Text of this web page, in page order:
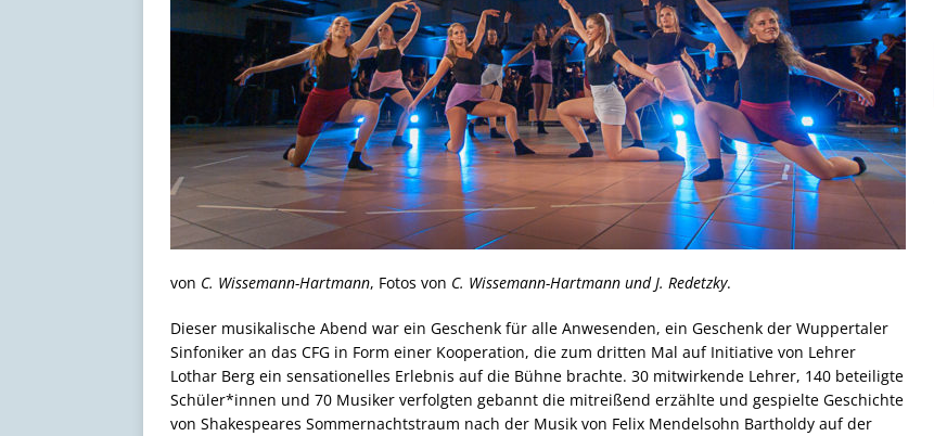
von C. Wissemann-Hartmann, Fotos von C. Wissemann-Hartmann und J. Redetzky.
Dieser musikalische Abend war ein Geschenk für alle Anwesenden, ein Geschenk der Wuppertaler
Sinfoniker an das CFG in Form einer Kooperation, die zum dritten Mal auf Initiative von Lehrer
Lothar Berg ein sensationelles Erlebnis auf die Bühne brachte. 30 mitwirkende Lehrer, 140 beteiligte
Schüler*innen und 70 Musiker verfolgten gebannt die mitreißend erzählte und gespielte Geschichte
von Shakespeares Sommernachtstraum nach der Musik von Felix Mendelsohn Bartholdy auf der